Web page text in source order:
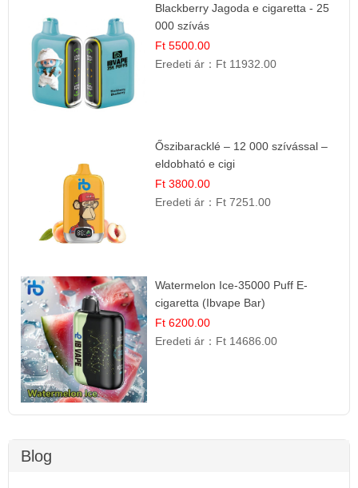
Blackberry Jagoda e cigaretta - 25
000 szívás
Ft 5500.00
Eredeti ár： Ft 11932.00
Őszibaracklé – 12 000 szívással –
eldobható e cigi
Ft 3800.00
Eredeti ár： Ft 7251.00
Watermelon Ice-35000 Puff E-
cigaretta (Ibvape Bar)
Ft 6200.00
Eredeti ár： Ft 14686.00
Blog